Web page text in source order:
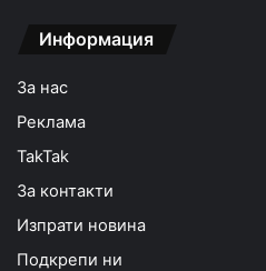
Информация
За нас
Реклама
TakTak
За контакти
Изпрати новина
Подкрепи ни